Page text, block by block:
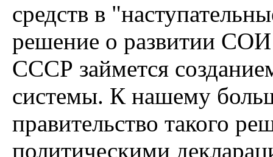
средств в
решение о развитии
СССР займется
системы. К нашему
правительство такого
политическими